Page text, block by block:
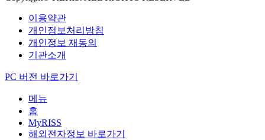
이용약관
개인정보처리방침
개인정보 재동의
기관소개
PC 버전 바로가기
메뉴
홈
MyRISS
해외전자정보 바로가기